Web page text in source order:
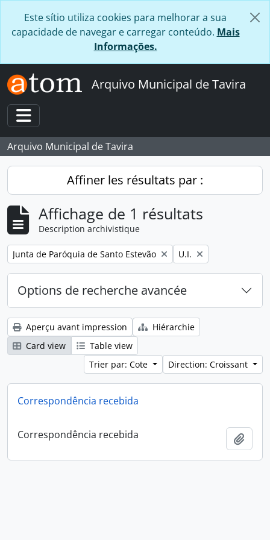
Este sítio utiliza cookies para melhorar a sua
capacidade de navegar e carregar conteúdo. Mais
Informações.
Arquivo Municipal de Tavira
Toggle navigation
Arquivo Municipal de Tavira
Affiner les résultats par :
Affichage de 1 résultats
Description archivistique
Remove filter:
Junta de Paróquia de Santo Estevão Remove filter:
U.I.
Options de recherche avancée
Aperçu avant impression
Hiérarchie
Card view
Table view
Trier par: Cote
Direction: Croissant
Correspondência recebida
Correspondência recebida